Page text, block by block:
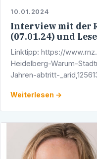
10.01.2024
Interview mit der
(07.01.24) und
Linktipp: https://
Heidelberg-Warum-
Jahren-abtritt-
Weiterlesen →